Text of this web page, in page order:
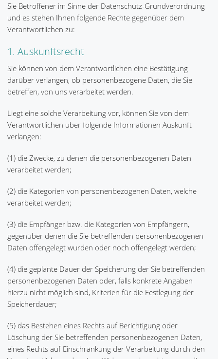
Sie Betroffener im Sinne der Datenschutz-Grundverordnung
und es stehen Ihnen folgende Rechte gegenüber dem
Verantwortlichen zu:
1. Auskunftsrecht
Sie können von dem Verantwortlichen eine Bestätigung
darüber verlangen, ob personenbezogene Daten, die Sie
betreffen, von uns verarbeitet werden.
Liegt eine solche Verarbeitung vor, können Sie von dem
Verantwortlichen über folgende Informationen Auskunft
verlangen:
(1) die Zwecke, zu denen die personenbezogenen Daten
verarbeitet werden;
(2) die Kategorien von personenbezogenen Daten, welche
verarbeitet werden;
(3) die Empfänger bzw. die Kategorien von Empfängern,
gegenüber denen die Sie betreffenden personenbezogenen
Daten offengelegt wurden oder noch offengelegt werden;
(4) die geplante Dauer der Speicherung der Sie betreffenden
personenbezogenen Daten oder, falls konkrete Angaben
hierzu nicht möglich sind, Kriterien für die Festlegung der
Speicherdauer;
(5) das Bestehen eines Rechts auf Berichtigung oder
Löschung der Sie betreffenden personenbezogenen Daten,
eines Rechts auf Einschränkung der Verarbeitung durch den